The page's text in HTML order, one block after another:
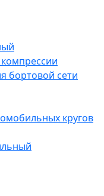
бортовой сети
кругов